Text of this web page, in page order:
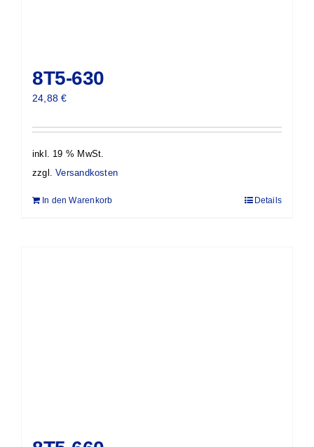
8T5-630
24,88€
inkl. 19 % MwSt.
zzgl.Versandkosten
In den Warenkorb Details